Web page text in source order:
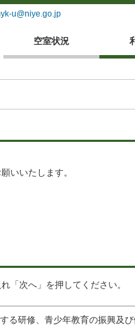
u@niye.go.jp
空室状況
いいたします。
「次へ」を押してください。
る研修、青少年教育の振興及